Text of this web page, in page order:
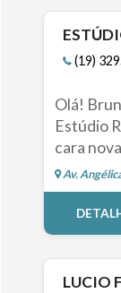
(19)
Olá!
Estúdio
cara
Av.
LUCIO